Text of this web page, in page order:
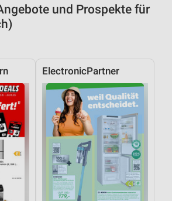
und Prospekte für
ElectronicPartner